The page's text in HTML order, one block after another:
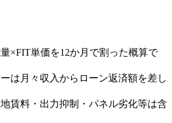
×FIT単価を12か月で割った概算で
は月々収入からローン返済額を差し
賃料・出力抑制・パネル劣化等は含